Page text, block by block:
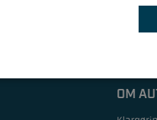
OM